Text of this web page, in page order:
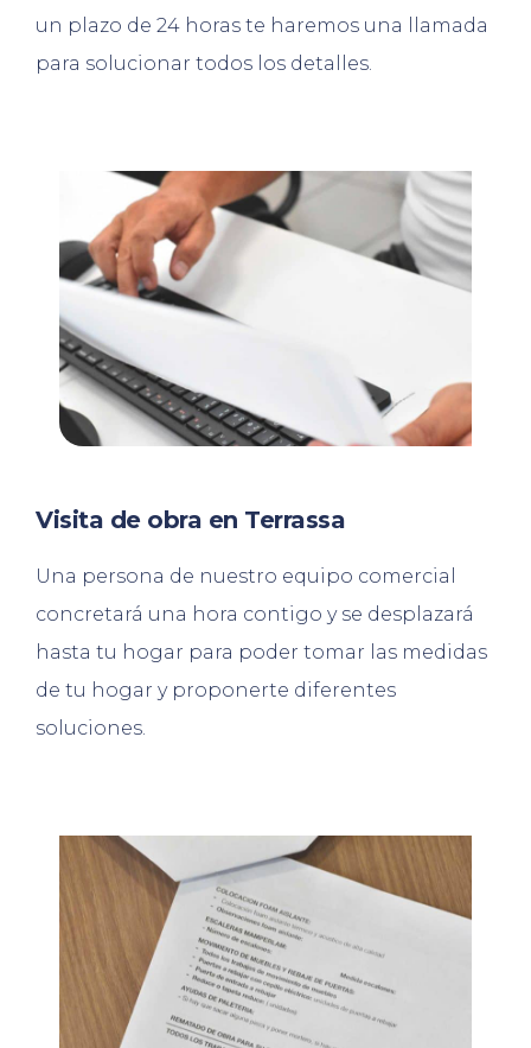
un plazo de 24 horas te haremos una llamada
para solucionar todos los detalles.
Visita de obra en Terrassa
Una persona de nuestro equipo comercial
concretará una hora contigo y se desplazará
hasta tu hogar para poder tomar las medidas
de tu hogar y proponerte diferentes
soluciones.